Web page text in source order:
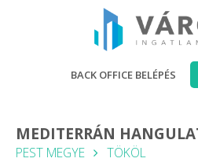
BACK OFFICE BELÉPÉS
MEDITERRÁN
PEST MEGYE TÖKÖL